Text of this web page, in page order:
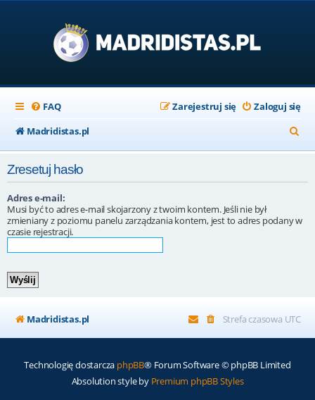
FAQ Zaloguj się
Zarejestruj się
Madridistas.pl
z
Zresetuj hasło
Adres e-mail:
Musi być to adres e-mail skojarzony z twoim kontem. Jeśli nie był
zmieniany z poziomu panelu zarządzania kontem, jest to adres podany w
czasie rejestracji.
Madridistas.pl Strefa czasowa UTC
Technologię dostarcza phpBB® Forum Software © phpBB Limited
Absolution style by Premium phpBB Styles